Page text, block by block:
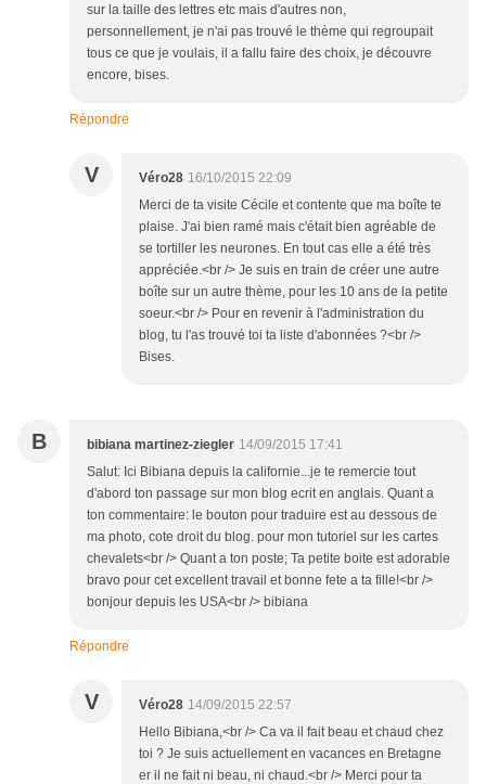
sur la taille des lettres etc mais d'autres non,
personnellement, je n'ai pas trouvé le thème qui regroupait
tous ce que je voulais, il a fallu faire des choix, je découvre
encore, bises.
Répondre
V Véro28 16/10/2015 22:09
Merci de ta visite Cécile et contente que ma boîte te
plaise. J'ai bien ramé mais c'était bien agréable de
se tortiller les neurones. En tout cas elle a été très
appréciée.<br /> Je suis en train de créer une autre
boîte sur un autre thème, pour les 10 ans de la petite
soeur.<br /> Pour en revenir à l'administration du
blog, tu l'as trouvé toi ta liste d'abonnées ?<br />
Bises.
B bibiana martinez-ziegler 14/09/2015 17:41
Salut: Ici Bibiana depuis la californie...je te remercie tout
d'abord ton passage sur mon blog ecrit en anglais. Quant a
ton commentaire: le bouton pour traduire est au dessous de
ma photo, cote droit du blog. pour mon tutoriel sur les cartes
chevalets<br /> Quant a ton poste; Ta petite boite est adorable
bravo pour cet excellent travail et bonne fete a ta fille!<br />
bonjour depuis les USA<br /> bibiana
Répondre
V Véro28 14/09/2015 22:57
Hello Bibiana,<br /> Ca va il fait beau et chaud chez
toi ? Je suis actuellement en vacances en Bretagne
er il ne fait ni beau, ni chaud.<br /> Merci pour ta